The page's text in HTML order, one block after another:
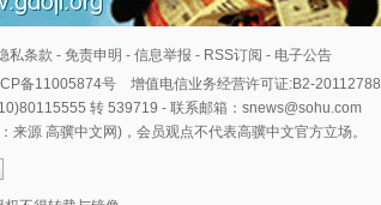
私条款 - 免责申明 - 信息举报 - RSS订阅 - 电子公告
备11005874号 增值电信业务经营许可证:B2-20112788
转 539719 - 联系邮箱：snews@sohu.com
来源 高骥中文网)，会员观点不代表高骥中文官方立场。